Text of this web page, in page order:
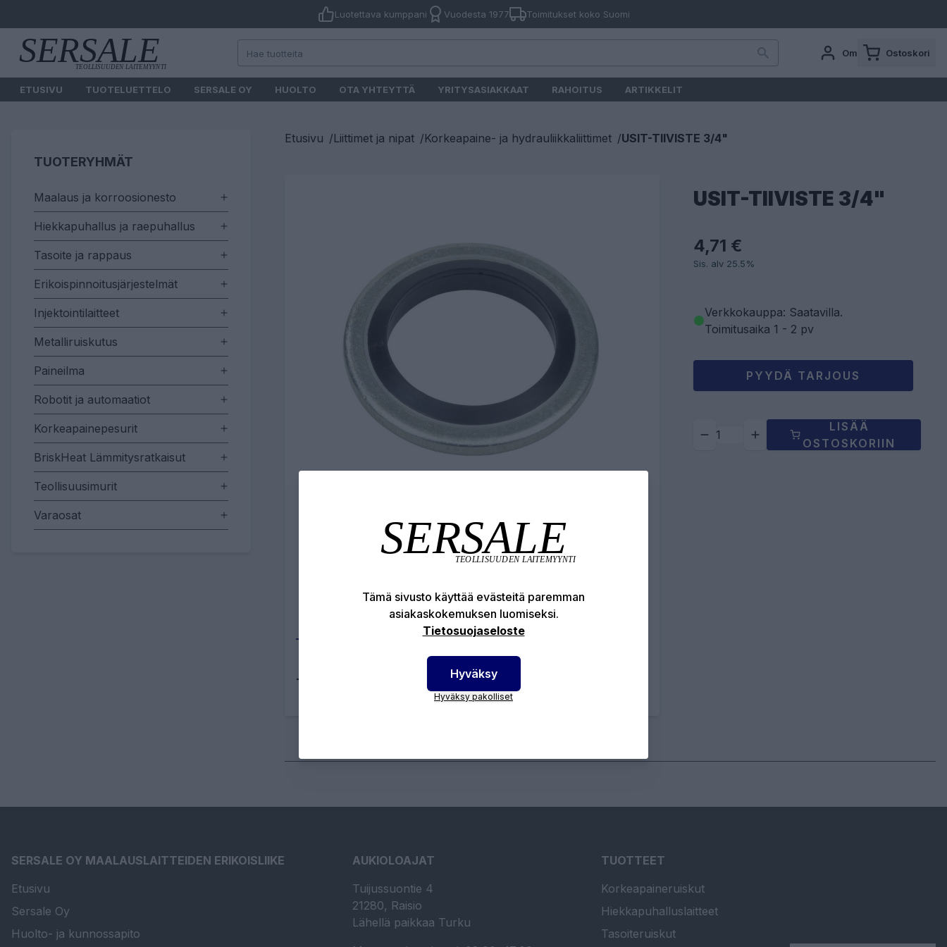
Luotettava kumppani Vuodesta 1977 Toimitukset koko Suomi
Oma tili Ostoskori
ETUSIVU TUOTELUETTELO SERSALE OY HUOLTO OTA YHTEYTTÄ YRITYSASIAKKAAT RAHOITUS ARTIKKELIT
TUOTERYHMÄT
Maalaus ja korroosionesto
Hiekkapuhallus ja raepuhallus
Tasoite ja rappaus
Erikoispinnoitusjärjestelmät
Injektointilaitteet
Metalliruiskutus
Paineilma
Robotit ja automaatiot
Korkeapainepesurit
BriskHeat Lämmitysratkaisut
Teollisuusimurit
Varaosat
Etusivu /Liittimet ja nipat /Korkeapaine- ja hydrauliikkaliittimet /USIT-TIIVISTE 3/4"
Tekniset edut
Tuotenumero:
USIT-TIIVISTE 3/4"
4,71 €
Sis. alv 25.5%
Verkkokauppa: Saatavilla.
Toimitusaika 1 - 2 pv
PYYDÄ TARJOUS
LISÄÄ
OSTOSKORIIN
SERSALE OY MAALAUSLAITTEIDEN ERIKOISLIIKE
Etusivu
Sersale Oy
Huolto- ja kunnossapito
AUKIOLOAJAT
Tuijussuontie 4
21280, Raisio
Lähellä paikkaa Turku
TUOTTEET
Korkeapaineruiskut
Hiekkapuhalluslaitteet
Tasoiteruiskut
Tämä sivusto käyttää evästeitä paremman
asiakaskokemuksen luomiseksi.
Tietosuojaseloste
Hyväksy
Hyväksy pakolliset